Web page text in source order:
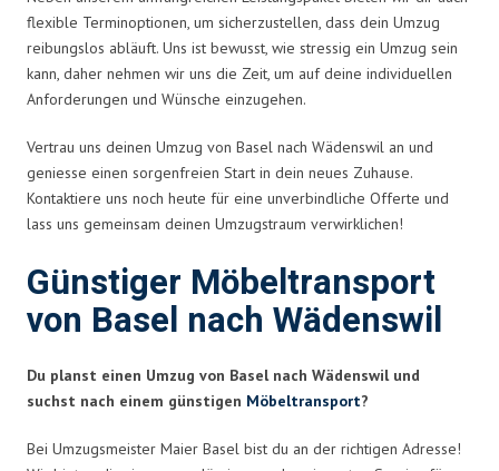
flexible Terminoptionen, um sicherzustellen, dass dein Umzug
reibungslos abläuft. Uns ist bewusst, wie stressig ein Umzug sein
kann, daher nehmen wir uns die Zeit, um auf deine individuellen
Anforderungen und Wünsche einzugehen.
Vertrau uns deinen Umzug von Basel nach Wädenswil an und
geniesse einen sorgenfreien Start in dein neues Zuhause.
Kontaktiere uns noch heute für eine unverbindliche Offerte und
lass uns gemeinsam deinen Umzugstraum verwirklichen!
Günstiger Möbeltransport
von Basel nach Wädenswil
Du planst einen Umzug von Basel nach Wädenswil und
suchst nach einem günstigen Möbeltransport?
Bei Umzugsmeister Maier Basel bist du an der richtigen Adresse!